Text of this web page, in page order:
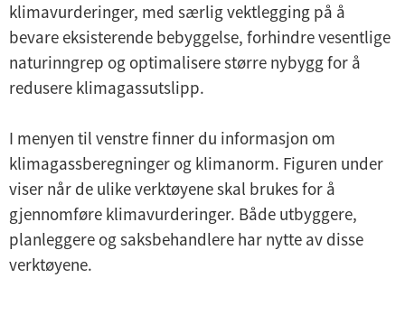
klimavurderinger, med særlig vektlegging på å
bevare eksisterende bebyggelse, forhindre vesentlige
naturinngrep og optimalisere større nybygg for å
redusere klimagassutslipp.
I menyen til venstre finner du informasjon om
klimagassberegninger og klimanorm. Figuren under
viser når de ulike verktøyene skal brukes for å
gjennomføre klimavurderinger. Både utbyggere,
planleggere og saksbehandlere har nytte av disse
verktøyene.